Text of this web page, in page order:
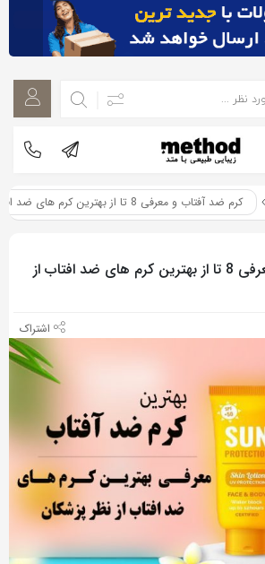
کرم ضد آفتاب و معرفی 8 تا از بهترین کرم های ضد افتاب از نظر پزشکان
کرم ضد آفتاب و معرفی 8 تا از بهترین کرم های ضد افتاب از